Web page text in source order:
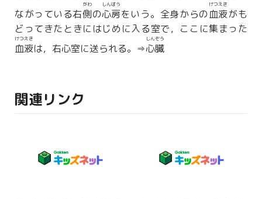
ながっている右側
がわ
の心房
しんぼう
をいう。全身からの血液
けつえき
がも
どってきたときにはじめに入る室で，ここに集まった
血液
けつえき
は，右心室に送られる。⇒心臓
しんぞう
関連リンク